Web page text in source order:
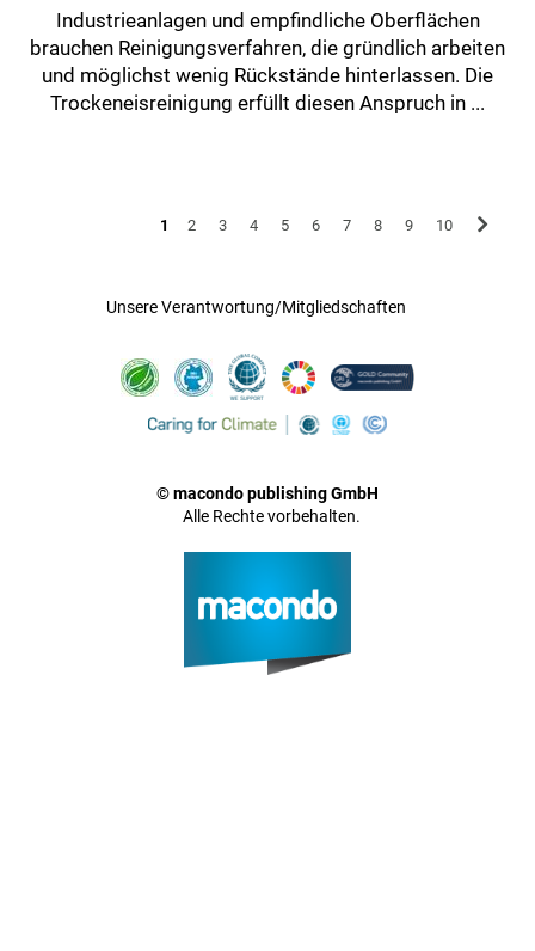
Industrieanlagen und empfindliche Oberflächen
brauchen Reinigungsverfahren, die gründlich arbeiten
und möglichst wenig Rückstände hinterlassen. Die
Trockeneisreinigung erfüllt diesen Anspruch in ...
1 2 3 4 5 6 7 8 9 10
Unsere Verantwortung/Mitgliedschaften
© macondo publishing GmbH
Alle Rechte vorbehalten.